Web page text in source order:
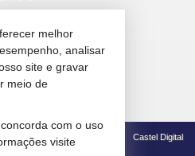
de Privacidade Castel Digital
melhor
analisar
site e gravar
meio de
com o uso
visite